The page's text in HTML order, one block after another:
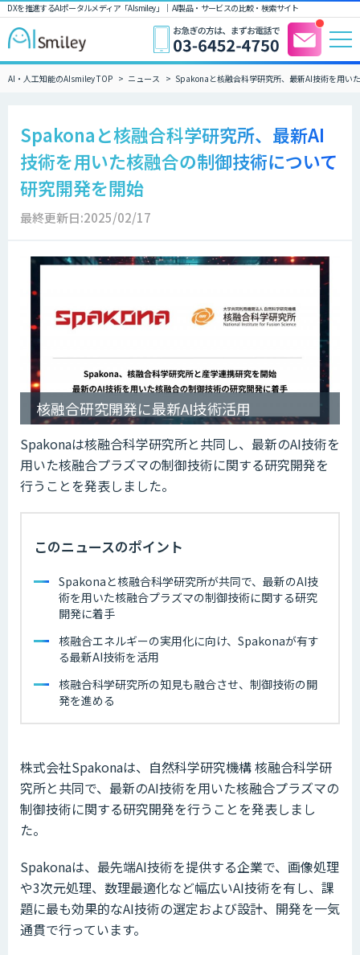
DXを推進するAIポータルメディア「AIsmiley」｜ AI製品・サービスの比較・検索サイト
AI・人工知能のAIsmiley TOP ニュース Spakonaと核融合科学研究所、最新AI技術を用い
Spakonaと核融合科学研究所、最新AI
技術を用いた核融合の制御技術について
研究開発を開始
最終更新日:2025/02/17
核融合研究開発に最新AI技術活用
Spakonaは核融合科学研究所と共同し、最新のAI技術を
用いた核融合プラズマの制御技術に関する研究開発を
行うことを発表しました。
このニュースのポイント
Spakonaと核融合科学研究所が共同で、最新のAI技
術を用いた核融合プラズマの制御技術に関する研究
開発に着手
核融合エネルギーの実用化に向け、Spakonaが有す
る最新AI技術を活用
核融合科学研究所の知見も融合させ、制御技術の開
発を進める
株式会社Spakonaは、自然科学研究機構 核融合科学研
究所と共同で、最新のAI技術を用いた核融合プラズマの
制御技術に関する研究開発を行うことを発表しまし
た。
Spakonaは、最先端AI技術を提供する企業で、画像処理
や3次元処理、数理最適化など幅広いAI技術を有し、課
題に最も効果的なAI技術の選定および設計、開発を一気
通貫で行っています。